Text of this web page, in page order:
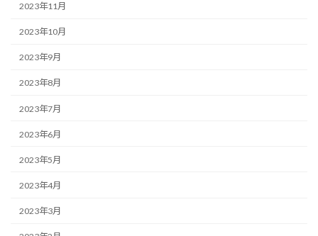
2023年11月
2023年10月
2023年9月
2023年8月
2023年7月
2023年6月
2023年5月
2023年4月
2023年3月